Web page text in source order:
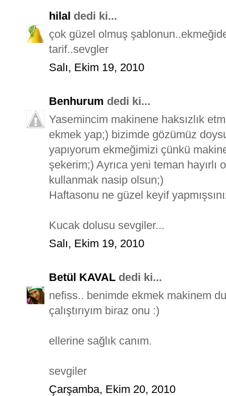
hilal dedi ki...
çok güzel olmuş
tarif..sevgler
Salı, Ekim 19, 2010
Benhurum dedi ki...
Yasemincim makinene haksızlık
ekmek yap;) bizimde gözümüz
yapıyorum ekmeğimizi çünkü
şekerim;) Ayrıca yeni teman
kullanmak nasip olsun;)
Haftasonu ne güzel keyif
Kucak dolusu sevgiler...
Salı, Ekim 19, 2010
Betül KAVAL dedi ki...
nefiss.. benimde ekmek makinem
çalıştırıyım biraz onu :)
ellerine sağlık canım.
sevgiler
Çarşamba, Ekim 20, 2010